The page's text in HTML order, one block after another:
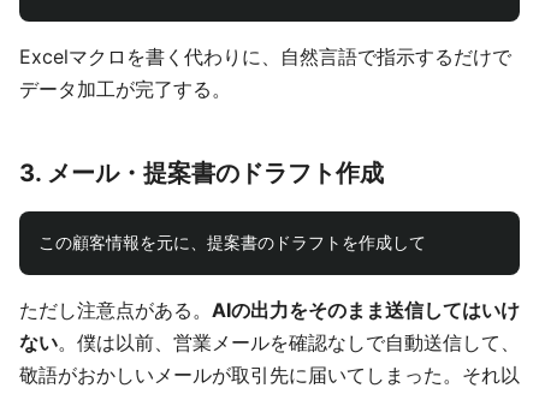
Excelマクロを書く代わりに、自然言語で指示するだけで
データ加工が完了する。
3. メール・提案書のドラフト作成
ただし注意点がある。 AIの出力をそのまま送信してはいけ
ない。僕は以前、営業メールを確認なしで自動送信して、
敬語がおかしいメールが取引先に届いてしまった。それ以